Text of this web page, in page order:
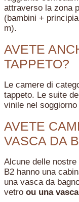
attraverso la zona
(bambini +
m).
AVETE
TAPPETO?
Le camere di
tappeto. Le suite
vinile nel
AVETE
VASCA DA
Alcune delle
B2 hanno una
una vasca da
vetro ou una